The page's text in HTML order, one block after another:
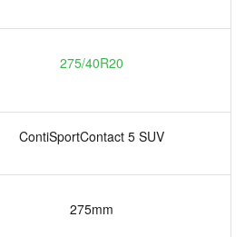
275/40R20
ContiSportContact 5 SUV
275mm